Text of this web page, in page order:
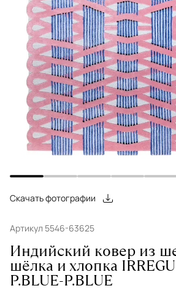
Скачать фотографии
Артикул 5546-63625
Индийский ковер из
шёлка и хлопка
P.BLUE-P.BLUE